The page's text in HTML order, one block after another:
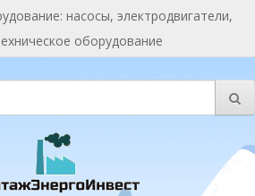
насосы, электродвигатели,
оборудование